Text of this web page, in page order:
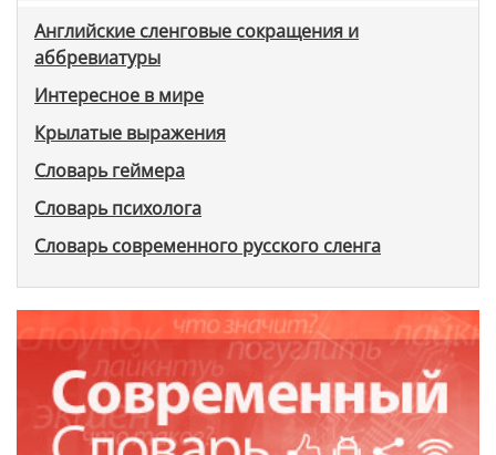
Английские сленговые сокращения и
аббревиатуры
Интересное в мире
Крылатые выражения
Словарь геймера
Словарь психолога
Словарь современного русского сленга